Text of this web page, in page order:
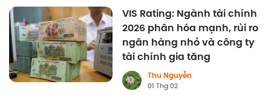
VIS Rating: Ngành tài chính
2026 phân hóa mạnh, rủi ro
ngân hàng nhỏ và công ty
tài chính gia tăng
Thu Nguyễn
01 Thg 02